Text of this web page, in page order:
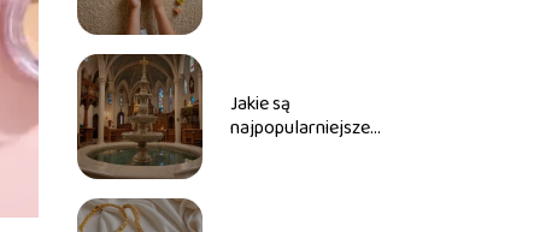
Jakie są
najpopularniejsze